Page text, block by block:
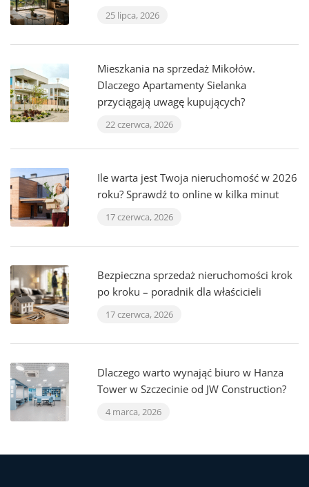
25 lipca, 2026
Mieszkania na sprzedaż Mikołów.
Dlaczego Apartamenty Sielanka
przyciągają uwagę kupujących?
22 czerwca, 2026
Ile warta jest Twoja nieruchomość w 2026
roku? Sprawdź to online w kilka minut
17 czerwca, 2026
Bezpieczna sprzedaż nieruchomości krok
po kroku – poradnik dla właścicieli
17 czerwca, 2026
Dlaczego warto wynająć biuro w Hanza
Tower w Szczecinie od JW Construction?
4 marca, 2026